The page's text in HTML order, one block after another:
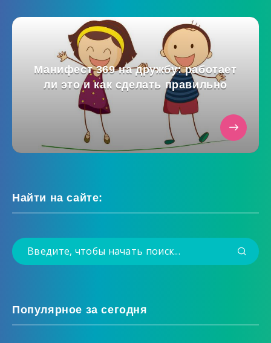
Манифест 369 на дружбу: работает
ли это и как сделать правильно
Найти на сайте:
Популярное за сегодня